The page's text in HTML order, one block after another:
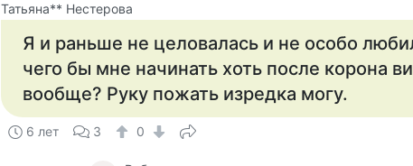
Татьяна** Нестерова
Я и раньше не целовалась и не особо
чего бы мне начинать хоть после корона
вообще? Руку пожать изредка могу.
6 лет 3 0